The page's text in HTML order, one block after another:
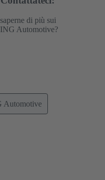
di più sui
Automotive?
Automotive